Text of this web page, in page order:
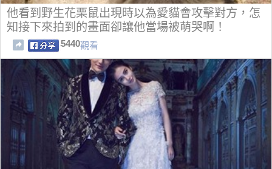
他看到野生花栗鼠出現時以為愛貓會攻擊對方，怎
知接下來拍到的畫面卻讓他當場被萌哭啊！
5440觀看